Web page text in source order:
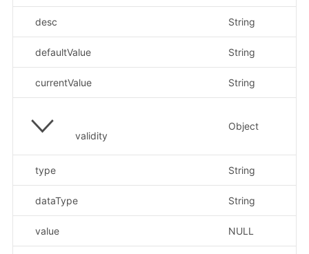
desc String
defaultValue String
currentValue String
validity
Object
type String
dataType String
value NULL